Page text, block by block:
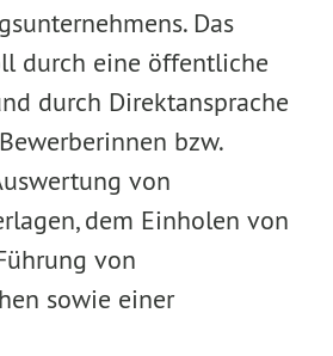
Das
durch eine öffentliche
durch Direktansprache
bzw.
von
dem Einholen von
von
sowie einer